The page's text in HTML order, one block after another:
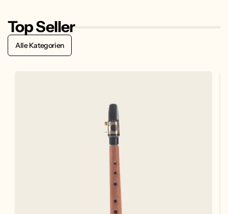
Top Seller
Alle Kategorien